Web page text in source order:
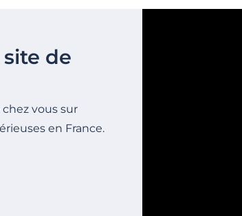
de
vous sur
en France.